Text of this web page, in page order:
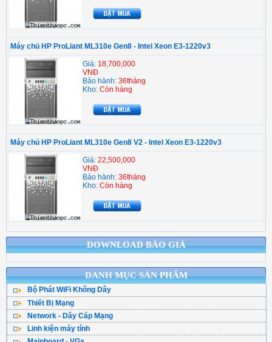
DOWNLOAD BÁO GIÁ
DANH MỤC SẢN PHẨM
Bộ Phát WiFi Không Dây
Bộ Phát WiFi TPLink
WiFi Tenda - DLink
WiFi Totolink - Hik
Thiết Bị Mạng
WiFi Mesh
WiFi Gắn Trần
Network - Dây Cáp Mạng
Cáp Mạng ( Cuộn )
Linh kiện máy tính
Máy chủ HP ProLiant ML310e Gen8 - Intel Xeon E3-1220v3
Giá: 18,700,000
VNĐ
Bảo hành: 36tháng
Kho: Còn hàng
Máy chủ HP ProLiant ML310e Gen8 V2 - Intel Xeon E3-1220v3
Giá: 22,500,000
VNĐ
Bảo hành: 36tháng
Kho: Còn hàng